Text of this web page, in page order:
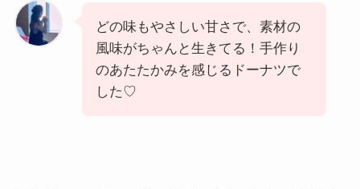
どの味もやさしい甘さで、素材の
風味がちゃんと生きてる！手作り
のあたたかみを感じるドーナツで
した♡